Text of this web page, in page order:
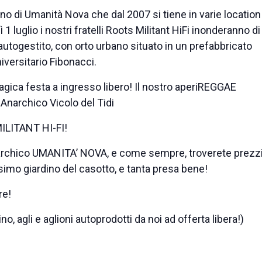
di Umanità Nova che dal 2007 si tiene in varie
1 luglio i nostri fratelli Roots Militant HiFi inonderanno di
con orto urbano situato in un prefabbricato
Fibonacci.
festa a ingresso libero! Il nostro aperiREGGAE
Vicolo del Tidi
HI-FI!
UMANITA’ NOVA, e come sempre, troverete
giardino del casotto, e tanta presa bene!
agli e aglioni autoprodotti da noi ad offerta libera!)